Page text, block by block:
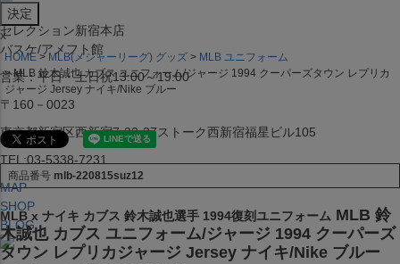
セレクション新宿本店
バスケ/アメフト館
営業：平日・土日祝13:00～19:00
〒160－0023
東京都新宿区西新宿7-22-37ストーク西新宿福星ビル105
TEL:03-5338-7231
MAP
SHOP
BLOG
x
HOME MLB(メジャーリーグ) グッズ
MLB ユニフォーム
MLB 鈴木誠也 カブス ユニフォーム/ジャージ 1994 クーパーズタウン レプリカ
ジャージ Jersey ナイキ/Nike ブルー
商品番号 mlb-220815suz12
MLB x ナイキ カブス 鈴木誠也選手 1994復刻ユニフォーム MLB 鈴
木誠也 カブス ユニフォーム/ジャージ 1994 クーパーズ
タウン レプリカジャージ Jersey ナイキ/Nike ブルー